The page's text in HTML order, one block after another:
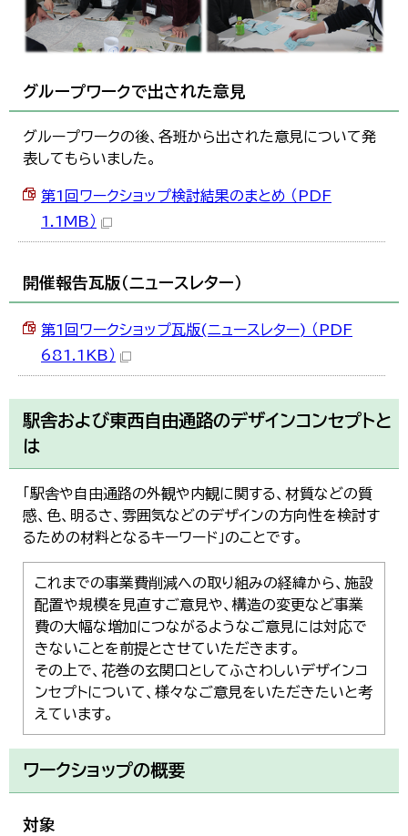
グループワークで出された意見
グループワークの後、各班から出された意見について発
表してもらいました。
第1回ワークショップ検討結果のまとめ （PDF
1.1MB）
開催報告瓦版（ニュースレター）
第1回ワークショップ瓦版(ニュースレター) （PDF
681.1KB）
駅舎および東西自由通路のデザインコンセプトと
は
「駅舎や自由通路の外観や内観に関する、材質などの質
感、色、明るさ、雰囲気などのデザインの方向性を検討す
るための材料となるキーワード」のことです。
これまでの事業費削減への取り組みの経緯から、施設
配置や規模を見直すご意見や、構造の変更など事業
費の大幅な増加につながるようなご意見には対応で
きないことを前提とさせていただきます。
その上で、花巻の玄関口としてふさわしいデザインコ
ンセプトについて、様々なご意見をいただきたいと考
えています。
ワークショップの概要
対象